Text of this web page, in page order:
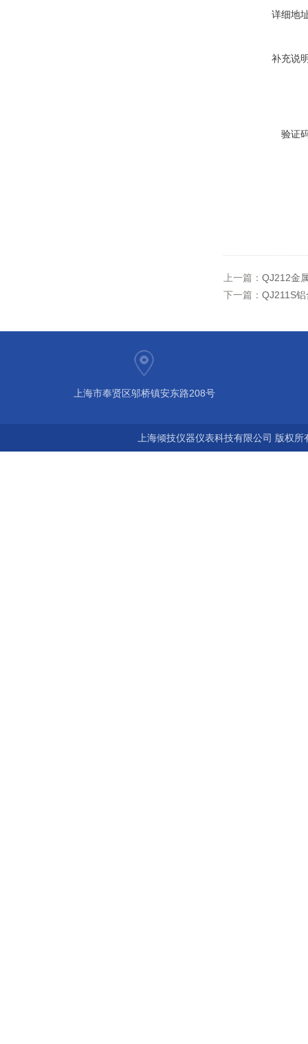
详细地
补充说
验证
上一篇： QJ212金
下一篇： QJ211S
上海市奉贤区邬桥镇安东路208号
上海倾技仪器仪表科技有限公司 版权